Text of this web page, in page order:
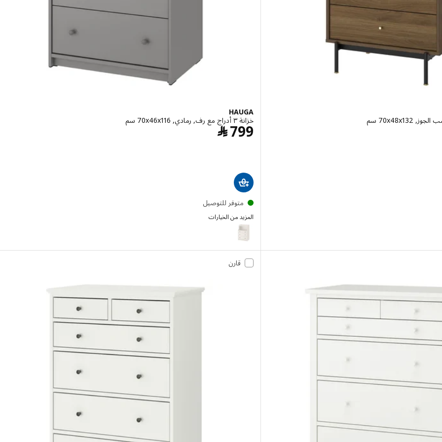
HAUGA
خزانة ٣ أدراج مع رف, رمادي, ‎70x46x116 سم‏
﷼799 السعر ﷼ 799
متوفر للتوصيل
المزيد من الخيارات
HAUGA
قارن